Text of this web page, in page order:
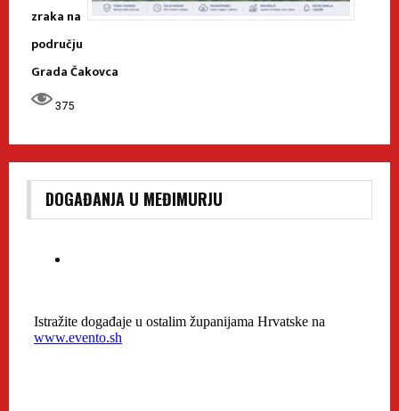
zraka na
području
Grada Čakovca
375
DOGAĐANJA U MEĐIMURJU